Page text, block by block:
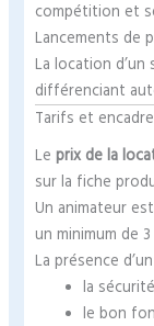
compétition et
Lancements de
La location
différenciant
Tarifs et
Leprix de la
sur la fiche
Un animateur
un minimum de
La présence
la
le bon